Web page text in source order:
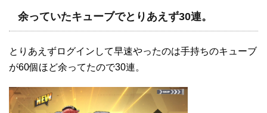
余っていたキューブでとりあえず30連。
とりあえずログインして早速やったのは手持ちのキューブ
が60個ほど余ってたので30連。